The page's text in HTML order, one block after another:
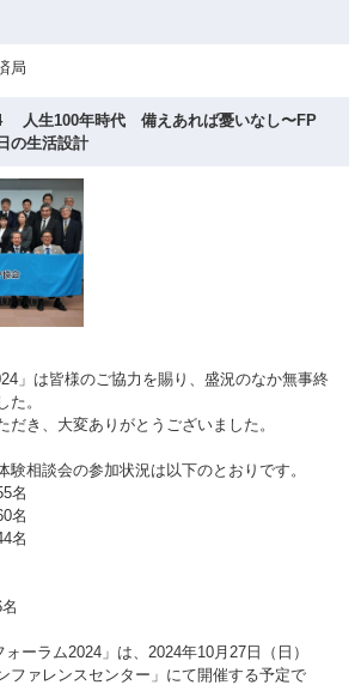
局
人生100年時代 備えあれば憂いなし〜FP
の生活設計
」は皆様のご協力を賜り、盛況のなか無事終
た。
だき、大変ありがとうございました。
験相談会の参加状況は以下のとおりです。
名
名
名
ーラム2024」は、2024年10月27日（日）
ファレンスセンター」にて開催する予定で